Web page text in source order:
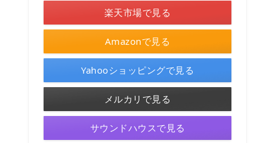
Amazonで見る
楽天市場で見る
Yahooショッピングで見る
メルカリで見る
サウンドハウスで見る